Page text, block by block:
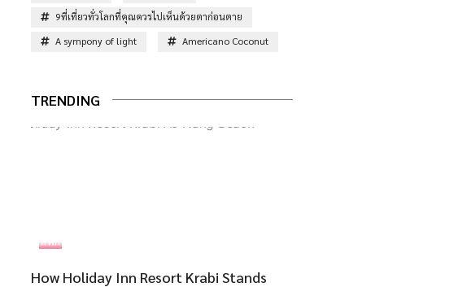
9ที่เที่ยวทั่วโลกที่คุณควรไปเห็นด้วยตาก่อนตาย
A sympony of light
Americano Coconut
TRENDING
ที่พัก
How Holiday Inn Resort Krabi Stands